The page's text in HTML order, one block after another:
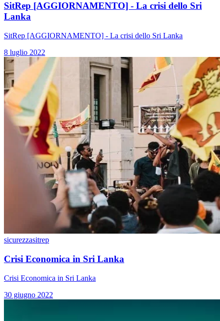
SitRep [AGGIORNAMENTO] - La crisi dello Sri
Lanka
SitRep [AGGIORNAMENTO] - La crisi dello Sri Lanka
8 luglio 2022
sicurezzasitrep
Crisi Economica in Sri Lanka
Crisi Economica in Sri Lanka
30 giugno 2022